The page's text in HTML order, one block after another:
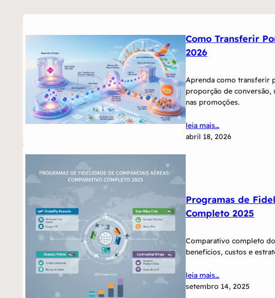
Como Transferir
2026
Aprenda como transferir
proporção de conversão,
nas promoções.
leia mais…
abril 18, 2026
Programas de
Completo 2025
Comparativo completo
benefícios, custos e
leia mais…
setembro 14, 2025